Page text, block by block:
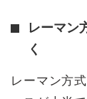
レーマン
く
レーマン方